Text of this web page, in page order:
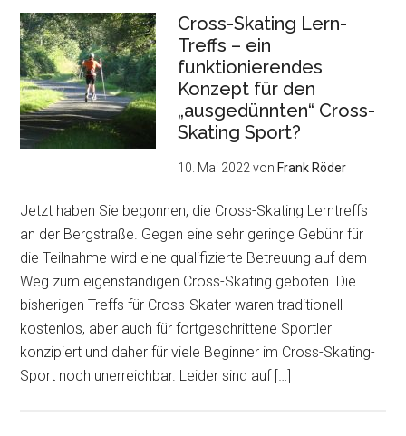
Cross-Skating Lern-
Treffs – ein
funktionierendes
Konzept für den
„ausgedünnten“ Cross-
Skating Sport?
10. Mai 2022von Frank Röder
Jetzt haben Sie begonnen, die Cross-Skating Lerntreffs
an der Bergstraße. Gegen eine sehr geringe Gebühr für
die Teilnahme wird eine qualifizierte Betreuung auf dem
Weg zum eigenständigen Cross-Skating geboten. Die
bisherigen Treffs für Cross-Skater waren traditionell
kostenlos, aber auch für fortgeschrittene Sportler
konzipiert und daher für viele Beginner im Cross-Skating-
Sport noch unerreichbar. Leider sind auf […]